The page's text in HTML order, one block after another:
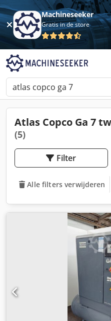
Machineseeker
Gratis in de store
Atlas Copco Ga 7
(5)
Filter
Alle filters verwijderen